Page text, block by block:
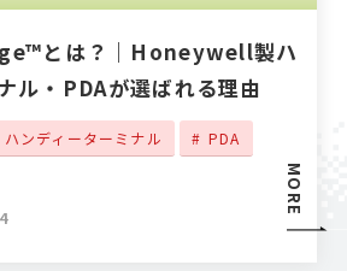
MORE
とは？｜Honeywell製ハ
ル・PDAが選ばれる理由
ハンディーターミナル PDA